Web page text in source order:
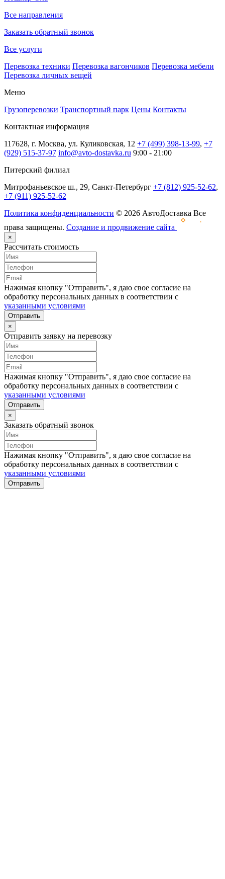
Все направления
Заказать обратный звонок
Все услуги
Перевозка техники Перевозка вагончиков Перевозка мебели
Перевозка личных вещей
Меню
Грузоперевозки Транспортный парк Цены Контакты
Контактная информация
117628, г. Москва, ул. Куликовская, 12 +7 (499) 398-13-99, +7
(929) 515-37-97 info@avto-dostavka.ru 9:00 - 21:00
Питерский филиал
Митрофаньевское ш., 29, Санкт-Петербург +7 (812) 925-52-62,
+7 (911) 925-52-62
Политика конфиденциальности © 2026 АвтоДоставка Все
права защищены. Создание и продвижение сайта
×
Рассчитать стоимость
Нажимая кнопку "Отправить", я даю свое согласие на
обработку персональных данных в соответствии с
указанными условиями
Отправить
×
Отправить заявку на перевозку
Нажимая кнопку "Отправить", я даю свое согласие на
обработку персональных данных в соответствии с
указанными условиями
Отправить
×
Заказать обратный звонок
Нажимая кнопку "Отправить", я даю свое согласие на
обработку персональных данных в соответствии с
указанными условиями
Отправить